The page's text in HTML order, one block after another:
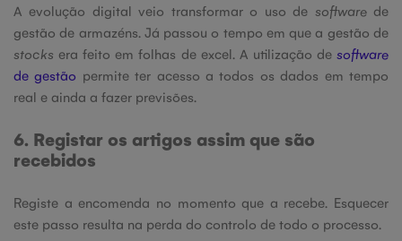
A evolução digital veio transformar o uso de softwarede
gestão de armazéns. Já passou o tempo em que a gestão de
stocks era feito em folhas de excel. A utilização de software
de gestão permite ter acesso a todos os dados em tempo
real e ainda a fazer previsões.
6. Registar os artigos assim que são
recebidos
Registe a encomenda no momento que a recebe. Esquecer
este passo resulta na perda do controlo de todo o processo.